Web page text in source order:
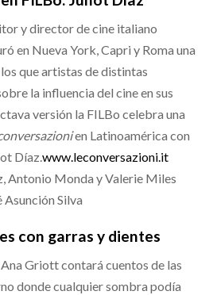
y director de cine italiano
en Nueva York, Capri y Roma una
que artistas de distintas
la influencia del cine en sus
versión la FILBo celebra una
en Latinoamérica con
Díaz.www.leconversazioni.it
Antonio Monda y Valerie Miles
Silva
con garras y dientes
Griott contará cuentos de las
donde cualquier sombra podía